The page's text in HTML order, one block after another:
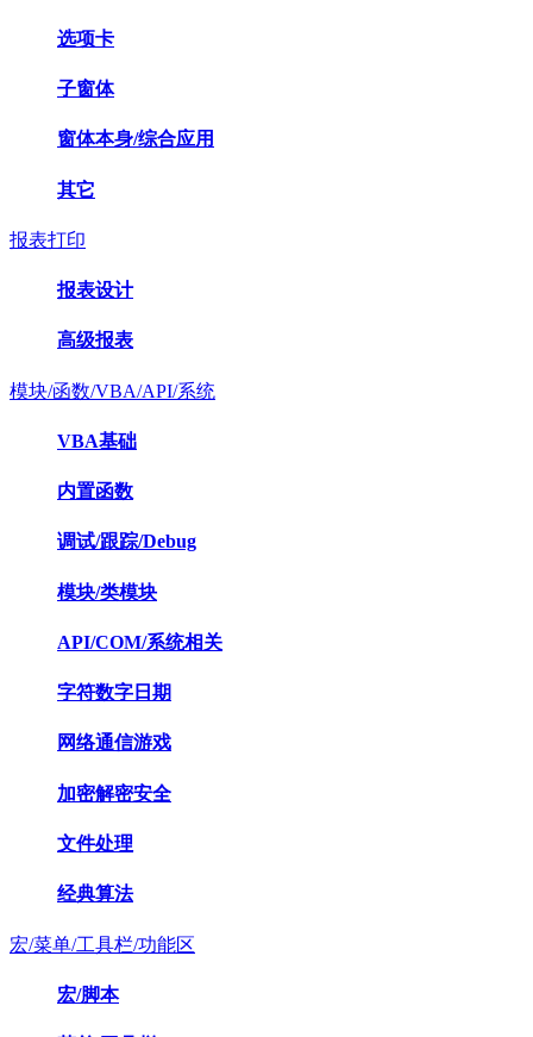
选项卡
子窗体
窗体本身/综合应用
其它
报表打印
报表设计
高级报表
模块/函数/VBA/API/系统
VBA基础
内置函数
调试/跟踪/Debug
模块/类模块
API/COM/系统相关
字符数字日期
网络通信游戏
加密解密安全
文件处理
经典算法
宏/菜单/工具栏/功能区
宏/脚本